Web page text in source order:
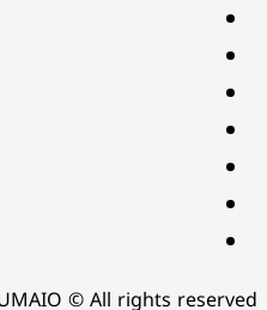
facebook
Twitter
youtube
Linkedin
instagram
snapchat
Telegram